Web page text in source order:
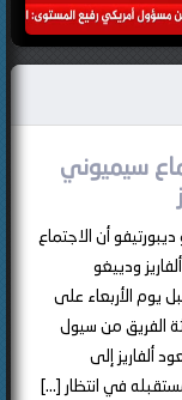
سيميوني
أن الاجتماع
ودييغو
يوم الأربعاء على
الفريق من سيول
ألفاريز إلى
في انتظار […]